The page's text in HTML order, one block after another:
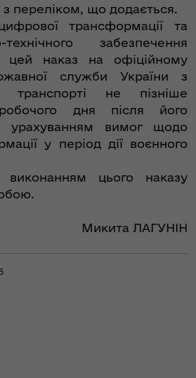
з переліком, що додається.
трансформації та
технічного забезпечення
цей наказ на офіційному
служби України з
не пізніше
дня після його
урахуванням вимог щодо
у період дії воєнного
виконанням цього наказу
Микита ЛАГУНІН